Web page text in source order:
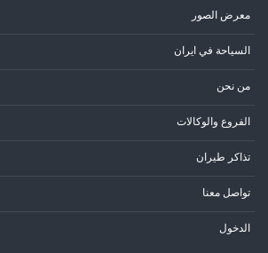
معرض الصور
السياحة في ايران
من نحن
الفروع والوكالات
تذاكر طيران
تواصل معنا
الدخول